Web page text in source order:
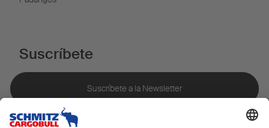
Suscríbete